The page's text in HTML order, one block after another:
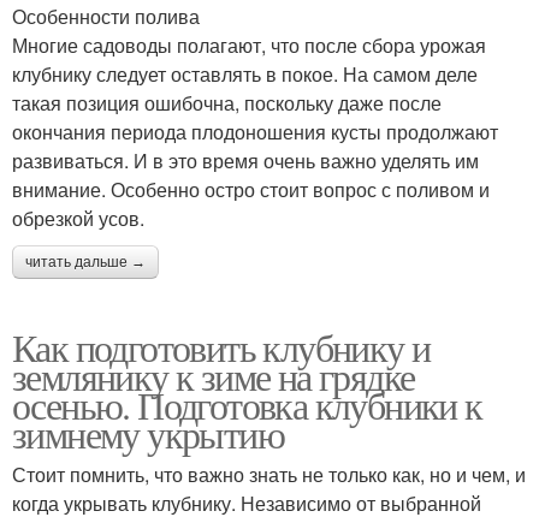
Особенности полива
Многие садоводы полагают, что после сбора урожая
клубнику следует оставлять в покое. На самом деле
такая позиция ошибочна, поскольку даже после
окончания периода плодоношения кусты продолжают
развиваться. И в это время очень важно уделять им
внимание. Особенно остро стоит вопрос с поливом и
обрезкой усов.
читать дальше →
Как подготовить клубнику и
землянику к зиме на грядке
осенью. Подготовка клубники к
зимнему укрытию
Стоит помнить, что важно знать не только как, но и чем, и
когда укрывать клубнику. Независимо от выбранной